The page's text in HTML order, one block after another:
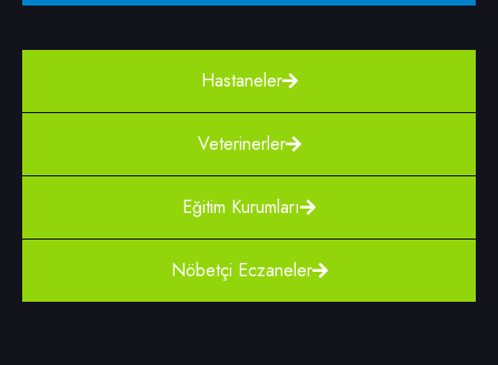
Hastaneler
Veterinerler
Eğitim Kurumları
Nöbetçi Eczaneler